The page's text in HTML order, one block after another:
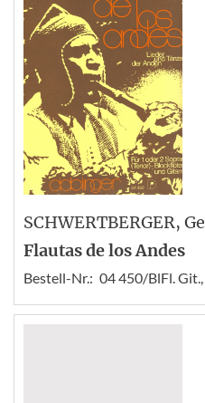
SCHWERTBERGER,
Flautas de los Andes
Bestell-Nr.: 04 450/BlFl.